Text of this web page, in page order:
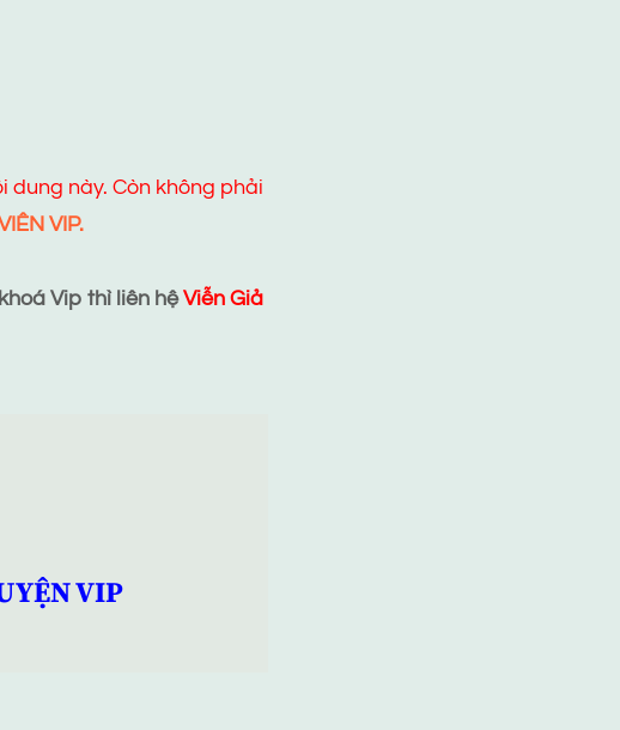
dung này. Còn không phải
VIP.
Vip thì liên hệViễn Giả
VIP